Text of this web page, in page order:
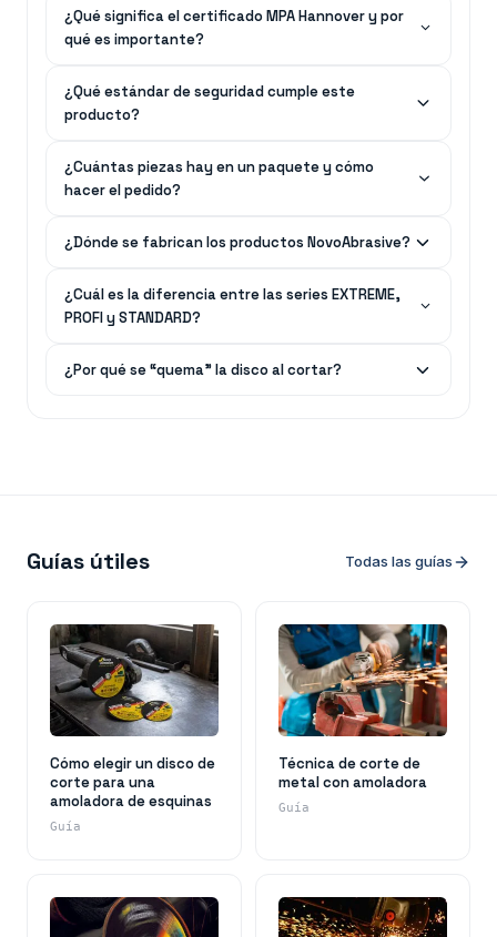
¿Qué significa el certificado MPA Hannover y por
qué es importante?
¿Qué estándar de seguridad cumple este
producto?
¿Cuántas piezas hay en un paquete y cómo
hacer el pedido?
¿Dónde se fabrican los productos NovoAbrasive?
¿Cuál es la diferencia entre las series EXTREME,
PROFI y STANDARD?
¿Por qué se “quema” la disco al cortar?
Guías útiles Todas las guías
Cómo elegir un disco de
corte para una
amoladora de esquinas
Guía
Técnica de corte de
metal con amoladora
Guía